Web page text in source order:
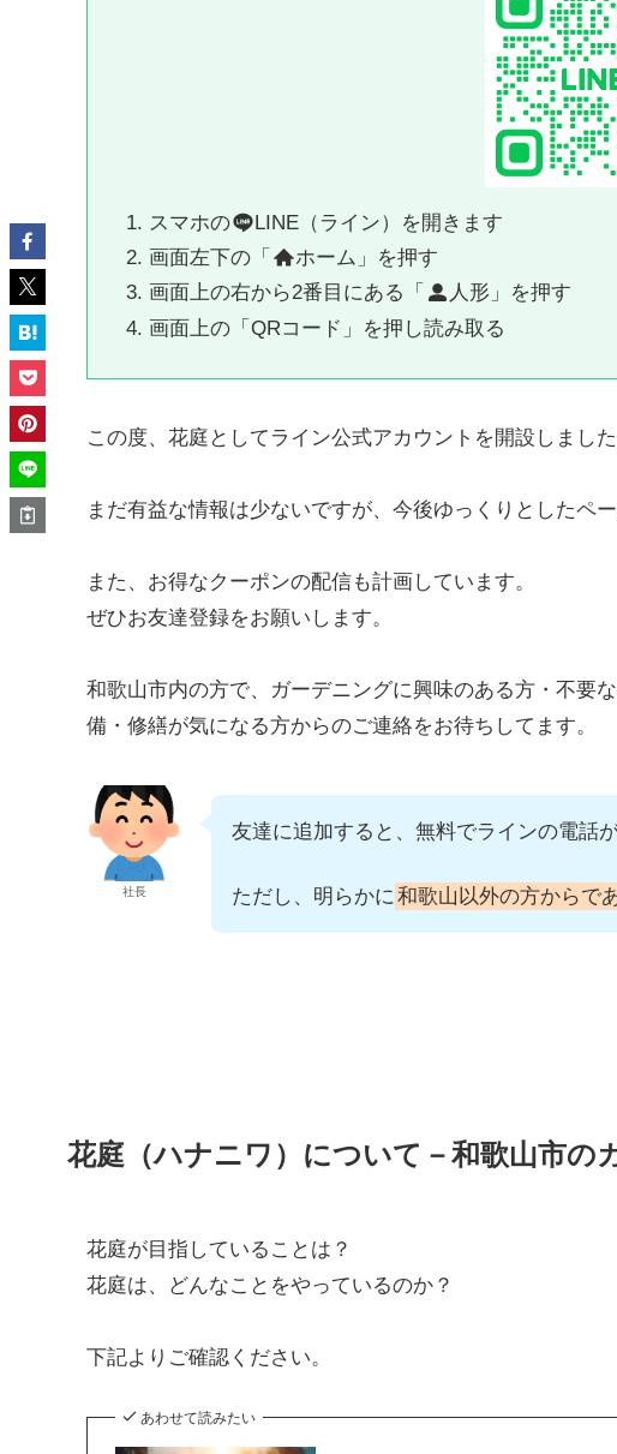
スマホの
LINE（ライン）を開きます
画面左下の「
ホーム」を押す
画面上の右から2番目にある「
人形」を押す
画面上の「QRコード」を押し読み取る
この度、花庭としてライン公式アカウントを開設しました
まだ有益な情報は少ないですが、今後ゆっくりとしたペ
また、お得なクーポンの配信も計画しています。
ぜひお友達登録をお願いします。
和歌山市内の方で、ガーデニングに興味のある方・不要
備・修繕が気になる方からのご連絡をお待ちしてます。
社長
友達に追加すると、無料でラインの電話が
ただし、明らかに和歌山以外の方からで
花庭（ハナニワ）について－和歌山市の
花庭が目指していることは？
花庭は、どんなことをやっているのか？
下記よりご確認ください。
あわせて読みたい